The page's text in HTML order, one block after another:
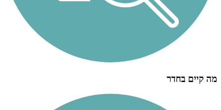
מה קיים בחדר